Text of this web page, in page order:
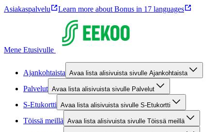
Asiakaspalvelu Learn more about Bonus in 17 languages
Mene Etusivulle
Ajankohtaista Avaa lista alisivuista sivulle Ajankohtaista
Palvelut Avaa lista alisivuista sivulle Palvelut
S-Etukortti Avaa lista alisivuista sivulle S-Etukortti
Töissä meillä Avaa lista alisivuista sivulle Töissä meillä